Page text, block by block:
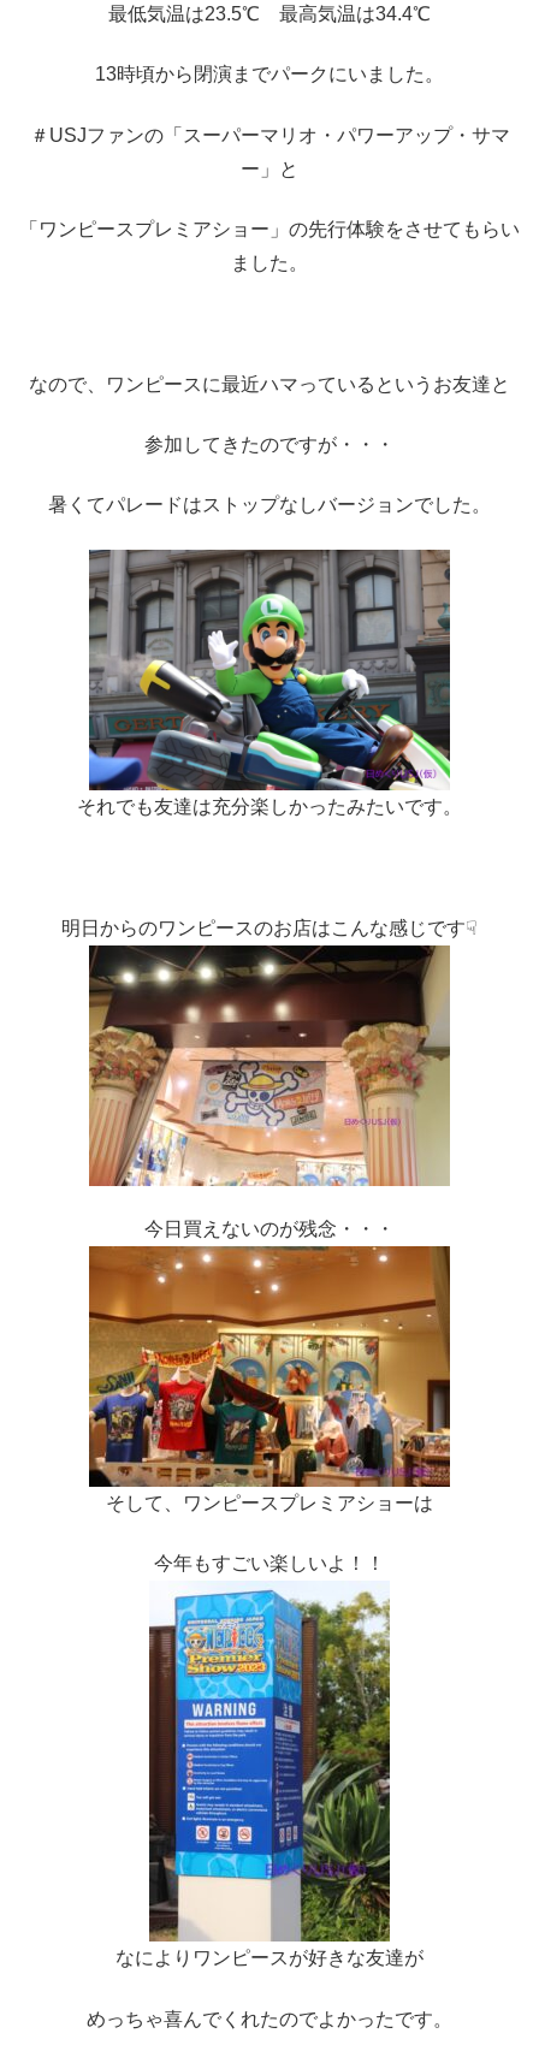
最低気温は23.5℃ 最高気温は34.4℃
13時頃から閉演までパークにいました。
＃USJファンの「スーパーマリオ・パワーアップ・サマ
ー」と
「ワンピースプレミアショー」の先行体験をさせてもらい
ました。
なので、ワンピースに最近ハマっているというお友達と
参加してきたのですが・・・
暑くてパレードはストップなしバージョンでした。
それでも友達は充分楽しかったみたいです。
明日からのワンピースのお店はこんな感じです☟
今日買えないのが残念・・・
そして、ワンピースプレミアショーは
今年もすごい楽しいよ！！
なによりワンピースが好きな友達が
めっちゃ喜んでくれたのでよかったです。